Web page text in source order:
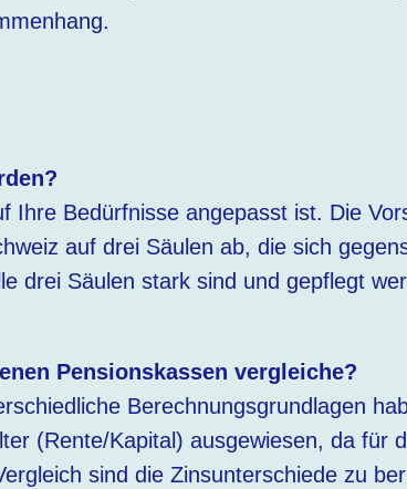
Ihre Bedürfnisse angepasst ist. Die
auf drei Säulen ab, die sich
drei Säulen stark sind und gepflegt
Pensionskassen vergleiche?
Berechnungsgrundlagen
(Rente/Kapital) ausgewiesen, da für
sind die Zinsunterschiede zu